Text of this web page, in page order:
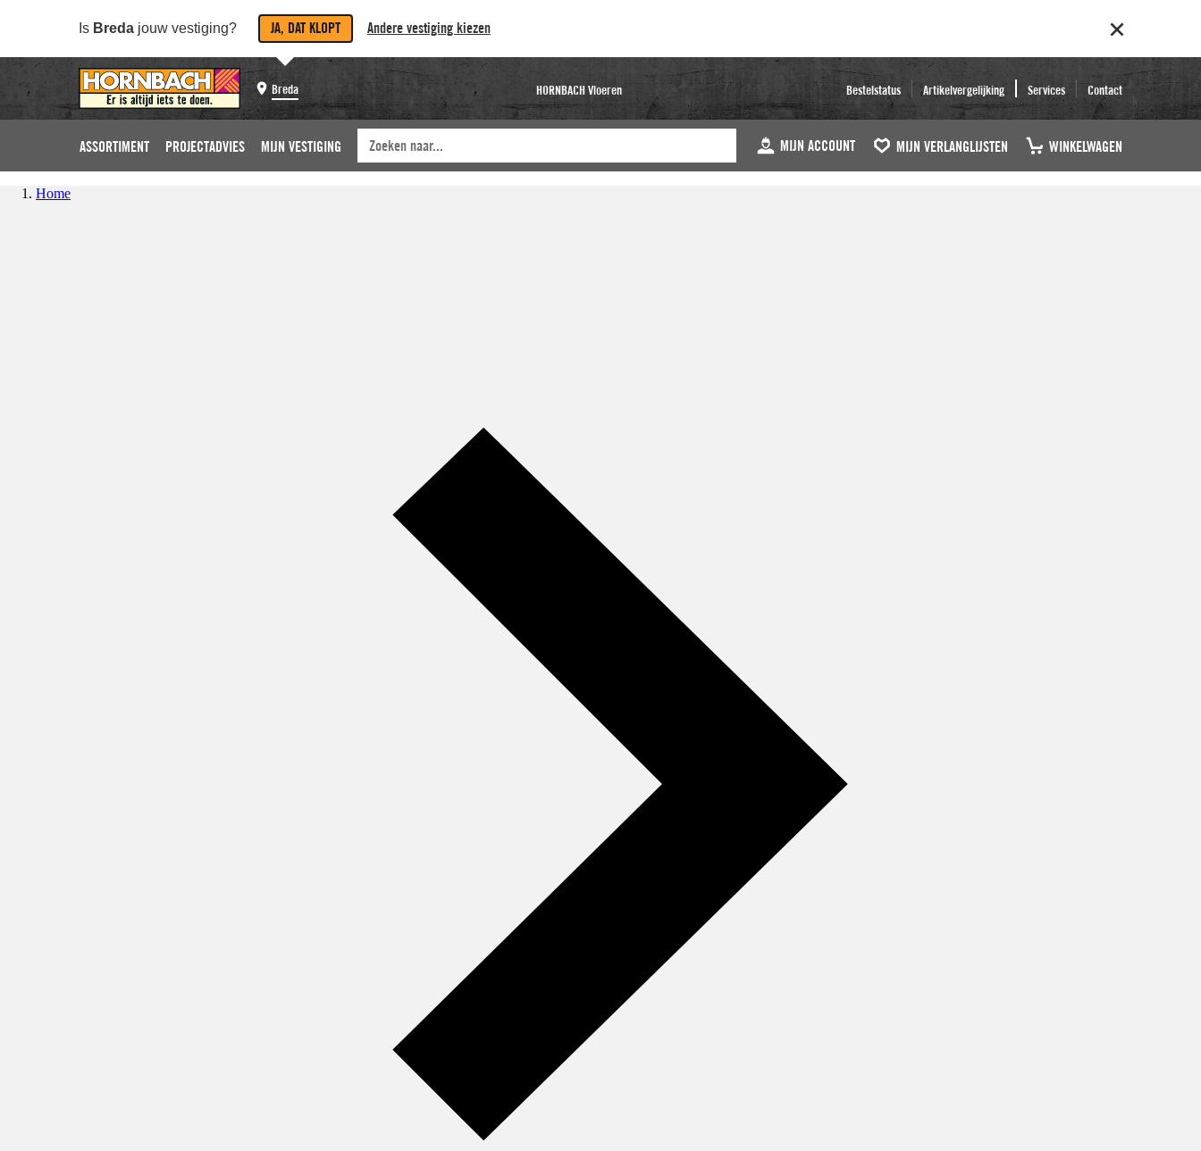
Is Breda jouw vestiging? JA, DAT KLOPT Andere vestiging kiezen
Breda HORNBACH Vloeren Bestelstatus Artikelvergelijking Services Contact
ASSORTIMENT PROJECTADVIES MIJN VESTIGING MIJN ACCOUNT MIJN VERLANGLIJSTEN WINKELWAGEN
Home